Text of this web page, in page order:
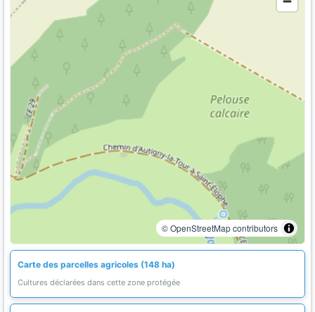
© OpenStreetMap contributors
Carte des parcelles agricoles (148 ha)
Cultures déclarées dans cette zone protégée